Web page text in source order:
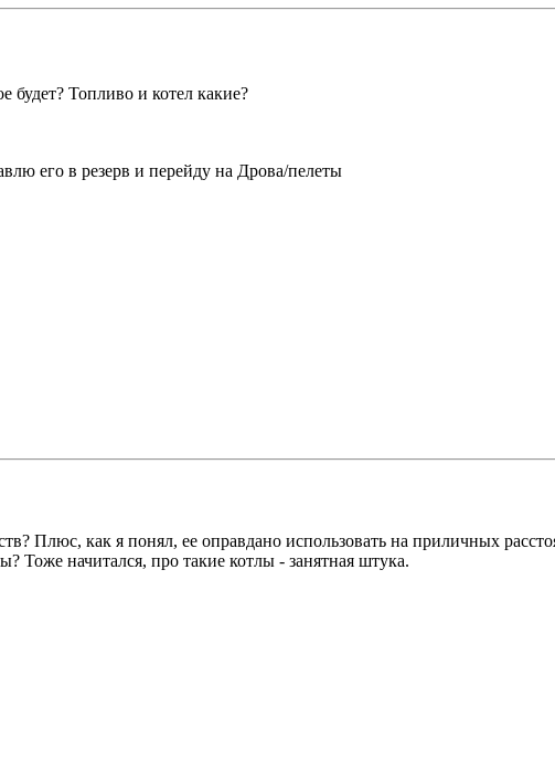
будет? Топливо и котел какие?
его в резерв и перейду на Дрова/пелеты
Плюс, как я понял, ее оправдано использовать на приличных
Тоже начитался, про такие котлы - занятная штука.